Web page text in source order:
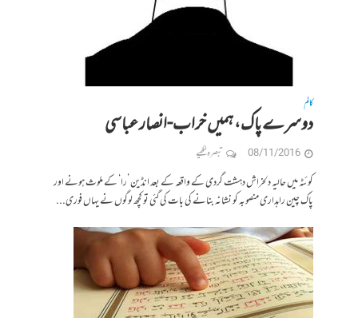
کالم
دوسرے پاک، ہمیں خراب-انصار عباسی
08/11/2016 تبصرہ لکھیے
کوئٹہ میں حالیہ دلخراش دہشت گردی کے واقعہ کے بعد انڈین ’را‘ کے ملوث ہونے اور
پاک چین راہداری منصوبہ کو نشانہ بنانے کی بات کی گئی تو کچھ لوگوں نے یہاں فوری...